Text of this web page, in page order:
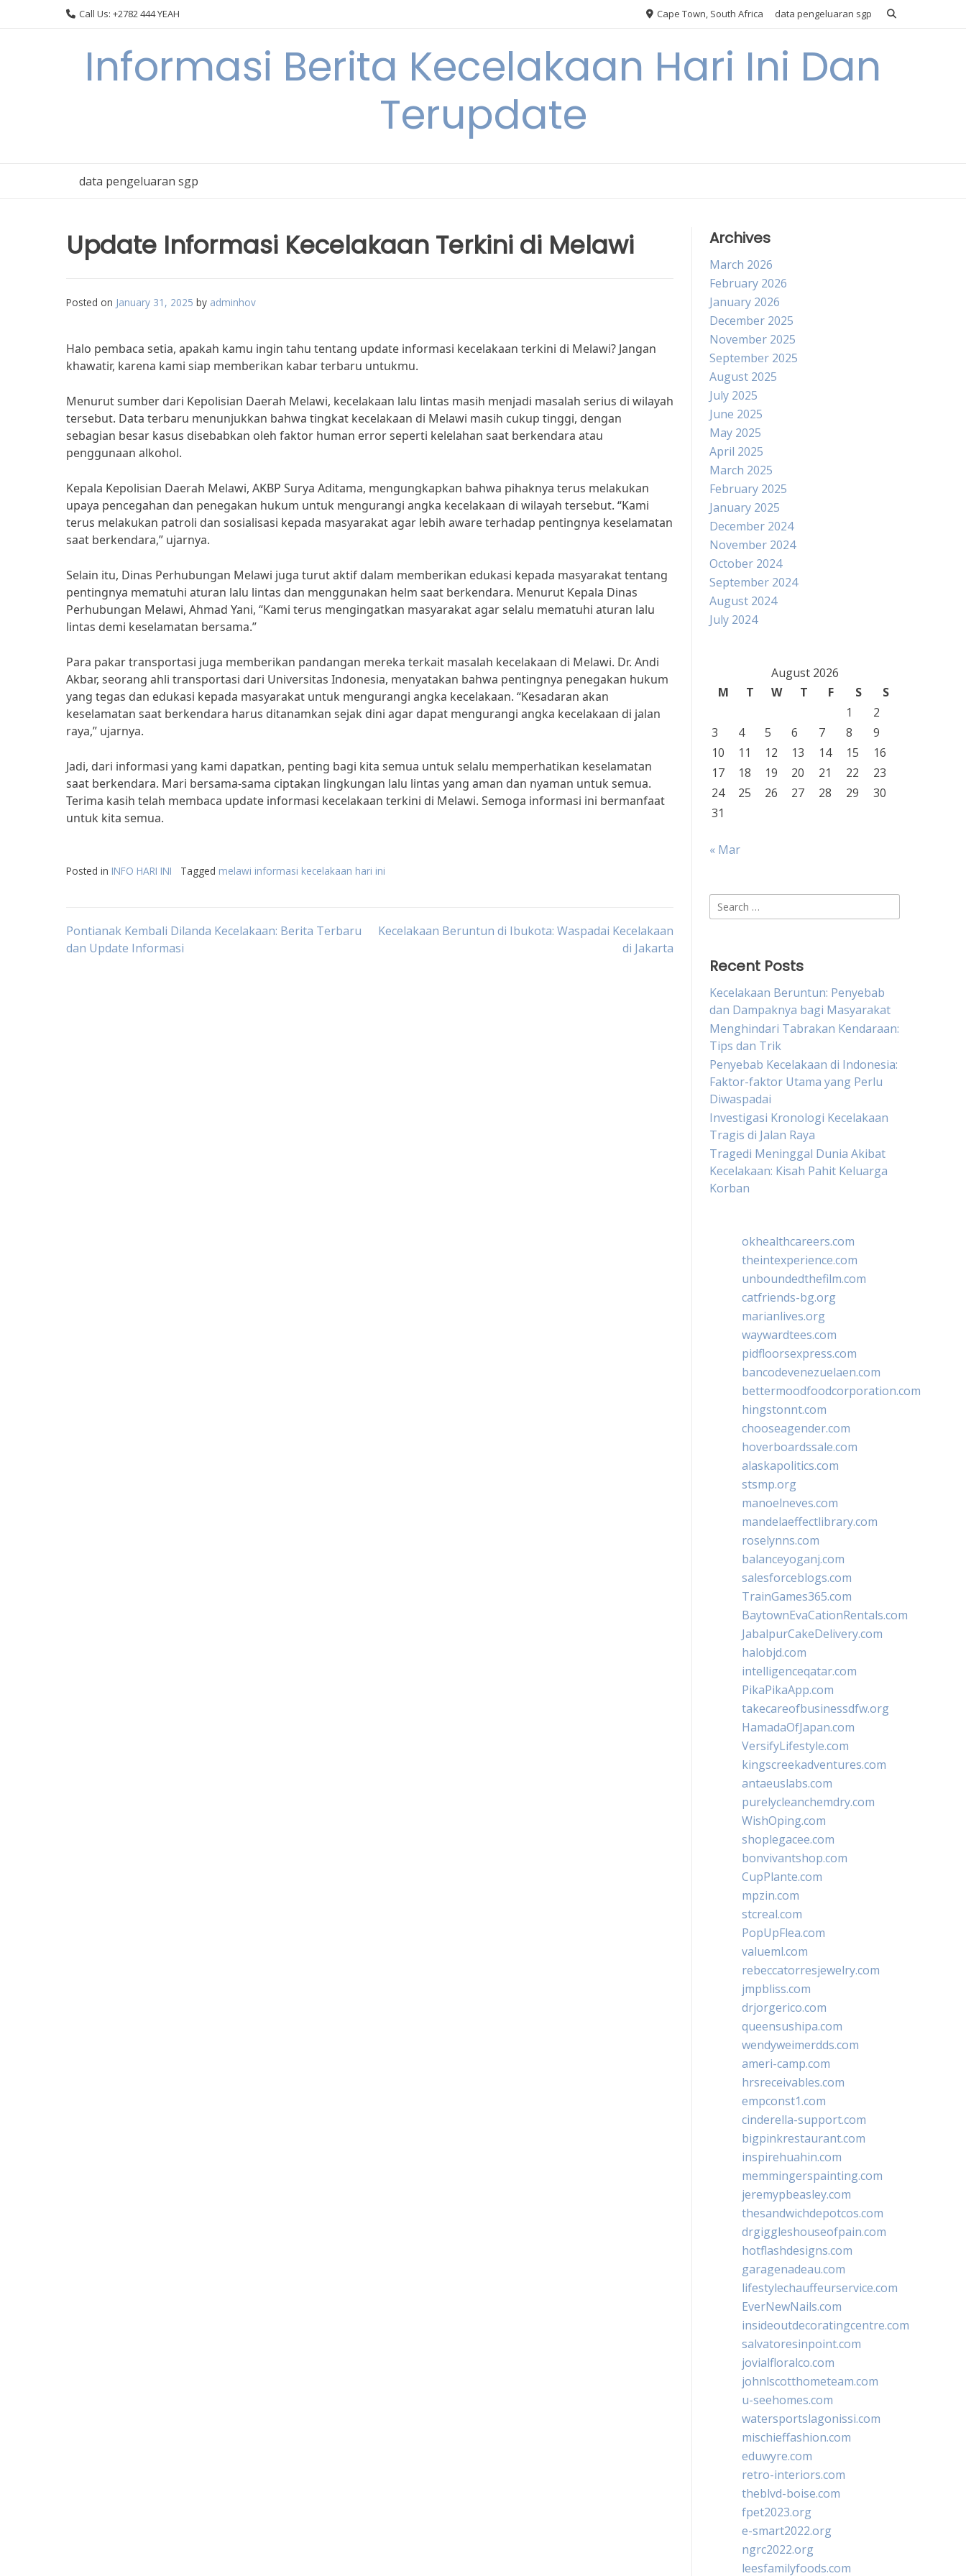
Call Us: +2782 444 YEAH Cape Town, South Africa data pengeluaran sgp
Informasi Berita Kecelakaan Hari Ini Dan
Terupdate
data pengeluaran sgp
Update Informasi Kecelakaan Terkini di Melawi
Posted on January 31, 2025 by adminhov
Halo pembaca setia, apakah kamu ingin tahu tentang update informasi kecelakaan terkini di Melawi? Jangan
khawatir, karena kami siap memberikan kabar terbaru untukmu.
Menurut sumber dari Kepolisian Daerah Melawi, kecelakaan lalu lintas masih menjadi masalah serius di wilayah
tersebut. Data terbaru menunjukkan bahwa tingkat kecelakaan di Melawi masih cukup tinggi, dengan
sebagian besar kasus disebabkan oleh faktor human error seperti kelelahan saat berkendara atau
penggunaan alkohol.
Kepala Kepolisian Daerah Melawi, AKBP Surya Aditama, mengungkapkan bahwa pihaknya terus melakukan
upaya pencegahan dan penegakan hukum untuk mengurangi angka kecelakaan di wilayah tersebut. “Kami
terus melakukan patroli dan sosialisasi kepada masyarakat agar lebih aware terhadap pentingnya keselamatan
saat berkendara,” ujarnya.
Selain itu, Dinas Perhubungan Melawi juga turut aktif dalam memberikan edukasi kepada masyarakat tentang
pentingnya mematuhi aturan lalu lintas dan menggunakan helm saat berkendara. Menurut Kepala Dinas
Perhubungan Melawi, Ahmad Yani, “Kami terus mengingatkan masyarakat agar selalu mematuhi aturan lalu
lintas demi keselamatan bersama.”
Para pakar transportasi juga memberikan pandangan mereka terkait masalah kecelakaan di Melawi. Dr. Andi
Akbar, seorang ahli transportasi dari Universitas Indonesia, menyatakan bahwa pentingnya penegakan hukum
yang tegas dan edukasi kepada masyarakat untuk mengurangi angka kecelakaan. “Kesadaran akan
keselamatan saat berkendara harus ditanamkan sejak dini agar dapat mengurangi angka kecelakaan di jalan
raya,” ujarnya.
Jadi, dari informasi yang kami dapatkan, penting bagi kita semua untuk selalu memperhatikan keselamatan
saat berkendara. Mari bersama-sama ciptakan lingkungan lalu lintas yang aman dan nyaman untuk semua.
Terima kasih telah membaca update informasi kecelakaan terkini di Melawi. Semoga informasi ini bermanfaat
untuk kita semua.
Posted in INFO HARI INI Tagged melawi informasi kecelakaan hari ini
Post
Pontianak Kembali Dilanda Kecelakaan: Berita Terbaru
dan Update Informasi
Kecelakaan Beruntun di Ibukota: Waspadai Kecelakaan
di Jakarta
Archives
March 2026
February 2026
January 2026
December 2025
November 2025
September 2025
August 2025
July 2025
June 2025
May 2025
April 2025
March 2025
February 2025
January 2025
December 2024
November 2024
October 2024
September 2024
August 2024
July 2024
August 2026
M
T W T F S
S
1
2
3
4 5 6 7 8
9
10
11 12 13 14 15
16
17
18 19 20 21 22
23
24
25 26 27 28 29
30
31
« Mar
Search
for:
Recent Posts
Kecelakaan Beruntun: Penyebab
dan Dampaknya bagi Masyarakat
Menghindari Tabrakan Kendaraan:
Tips dan Trik
Penyebab Kecelakaan di Indonesia:
Faktor-faktor Utama yang Perlu
Diwaspadai
Investigasi Kronologi Kecelakaan
Tragis di Jalan Raya
Tragedi Meninggal Dunia Akibat
Kecelakaan: Kisah Pahit Keluarga
Korban
okhealthcareers.com
theintexperience.com
unboundedthefilm.com
catfriends-bg.org
marianlives.org
waywardtees.com
pidfloorsexpress.com
bancodevenezuelaen.com
bettermoodfoodcorporation.com
hingstonnt.com
chooseagender.com
hoverboardssale.com
alaskapolitics.com
stsmp.org
manoelneves.com
mandelaeffectlibrary.com
roselynns.com
balanceyoganj.com
salesforceblogs.com
TrainGames365.com
BaytownEvaCationRentals.com
JabalpurCakeDelivery.com
halobjd.com
intelligenceqatar.com
PikaPikaApp.com
takecareofbusinessdfw.org
HamadaOfJapan.com
VersifyLifestyle.com
kingscreekadventures.com
antaeuslabs.com
purelycleanchemdry.com
WishOping.com
shoplegacee.com
bonvivantshop.com
CupPlante.com
mpzin.com
stcreal.com
PopUpFlea.com
valueml.com
rebeccatorresjewelry.com
jmpbliss.com
drjorgerico.com
queensushipa.com
wendyweimerdds.com
ameri-camp.com
hrsreceivables.com
empconst1.com
cinderella-support.com
bigpinkrestaurant.com
inspirehuahin.com
memmingerspainting.com
jeremypbeasley.com
thesandwichdepotcos.com
drgiggleshouseofpain.com
hotflashdesigns.com
garagenadeau.com
lifestylechauffeurservice.com
EverNewNails.com
insideoutdecoratingcentre.com
salvatoresinpoint.com
jovialfloralco.com
johnlscotthometeam.com
u-seehomes.com
watersportslagonissi.com
mischieffashion.com
eduwyre.com
retro-interiors.com
theblvd-boise.com
fpet2023.org
e-smart2022.org
ngrc2022.org
leesfamilyfoods.com